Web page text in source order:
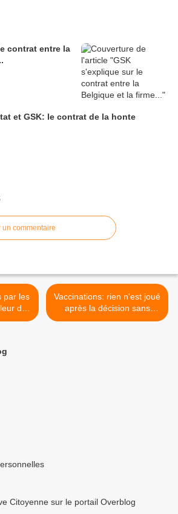
contrat entre la
et GSK: le contrat de la honte
un commentaire
du
Vaccinations: rien n'est joué
après la décision sans
surprise du Conseil
Citoyenne sur le portail Overblog